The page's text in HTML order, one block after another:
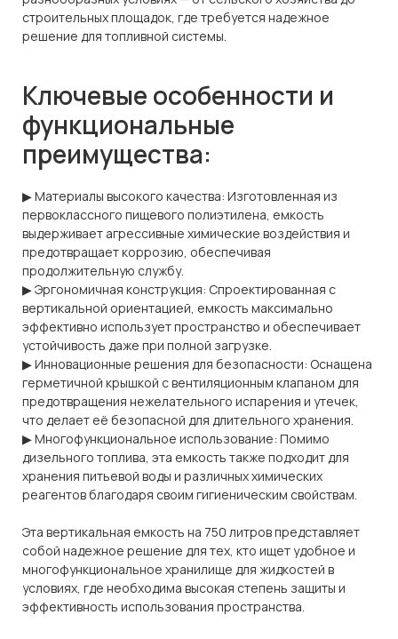
строительных площадок, где требуется надежное
решение для топливной системы.
Ключевые особенности и
функциональные
преимущества:
▶ Материалы высокого качества: Изготовленная из
первоклассного пищевого полиэтилена, емкость
выдерживает агрессивные химические воздействия и
предотвращает коррозию, обеспечивая
продолжительную службу.
▶ Эргономичная конструкция: Спроектированная с
вертикальной ориентацией, емкость максимально
эффективно использует пространство и обеспечивает
устойчивость даже при полной загрузке.
▶ Инновационные решения для безопасности: Оснащена
герметичной крышкой с вентиляционным клапаном для
предотвращения нежелательного испарения и утечек,
что делает её безопасной для длительного хранения.
▶ Многофункциональное использование: Помимо
дизельного топлива, эта емкость также подходит для
хранения питьевой воды и различных химических
реагентов благодаря своим гигиеническим свойствам.
Эта вертикальная емкость на 750 литров представляет
собой надежное решение для тех, кто ищет удобное и
многофункциональное хранилище для жидкостей в
условиях, где необходима высокая степень защиты и
эффективность использования пространства.